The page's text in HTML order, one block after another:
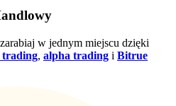
w jednym miejscu dzięki
trading, alpha trading i Bitrue